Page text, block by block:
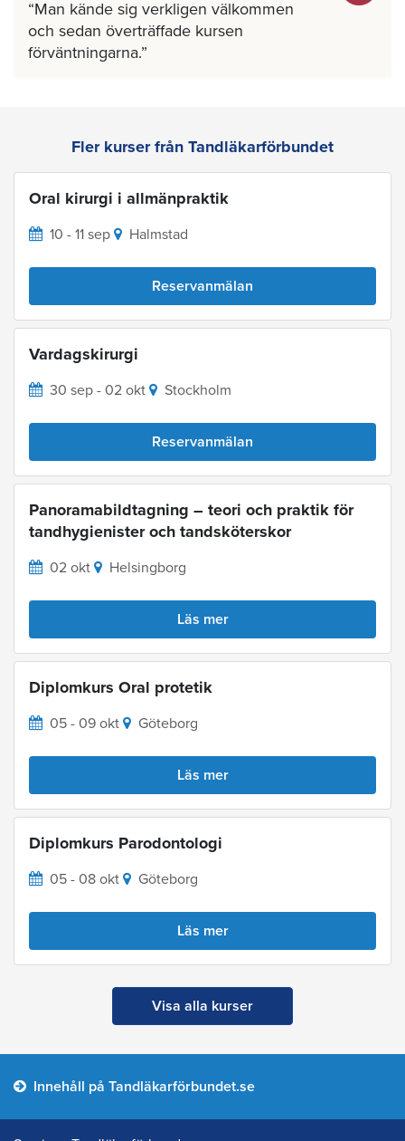
Man kände sig verkligen välkommen
och sedan överträffade kursen
förväntningarna.
Fler kurser från Tandläkarförbundet
Oral kirurgi i allmänpraktik
10 - 11 sep Halmstad
Reservanmälan
Vardagskirurgi
30 sep - 02 okt Stockholm
Reservanmälan
Panoramabildtagning – teori och praktik för
tandhygienister och tandsköterskor
02 okt Helsingborg
Läs mer
Diplomkurs Oral protetik
05 - 09 okt Göteborg
Läs mer
Diplomkurs Parodontologi
05 - 08 okt Göteborg
Läs mer
Visa alla kurser
Innehåll på Tandläkarförbundet.se